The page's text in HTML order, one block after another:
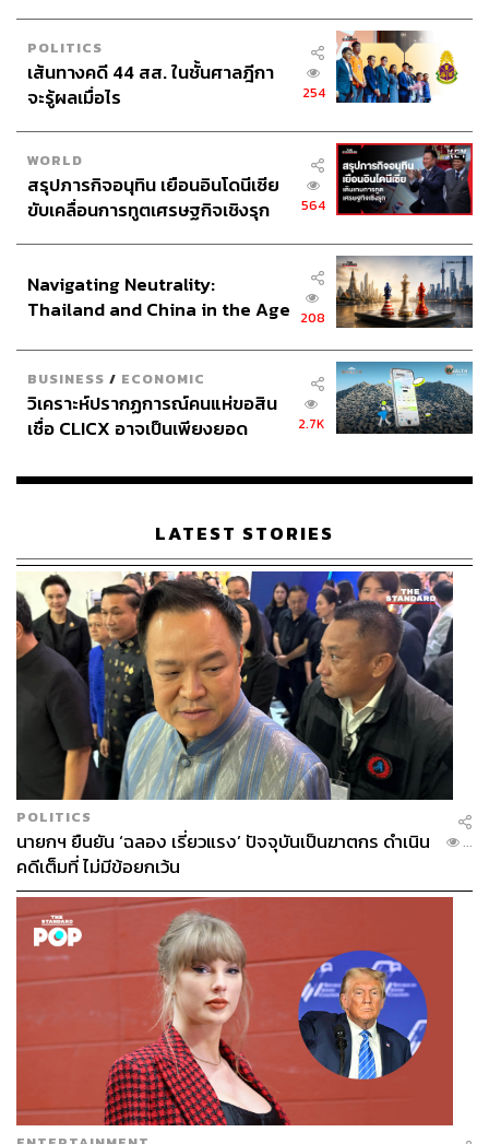
POLITICS
เส้นทางคดี 44 สส. ในชั้นศาลฎีกา
จะรู้ผลเมื่อไร
254
WORLD
สรุปภารกิจอนุทิน เยือนอินโดนีเซีย
ขับเคลื่อนการทูตเศรษฐกิจเชิงรุก
564
Navigating Neutrality:
Thailand and China in the Age
208
BUSINESS / ECONOMIC
วิเคราะห์ปรากฏการณ์คนแห่ขอสิน
เชื่อ CLICX อาจเป็นเพียงยอด
เรือนไทยที่ถูกซุกไว้
2.7K
LATEST STORIES
POLITICS
นายกฯ ยืนยัน ‘ฉลอง เรี่ยวแรง’ ปัจจุบันเป็นฆาตกร ดำเนิน
คดีเต็มที่ ไม่มีข้อยกเว้น
...